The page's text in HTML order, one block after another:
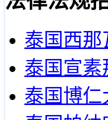
泰国西那
泰国宣
泰国博仁